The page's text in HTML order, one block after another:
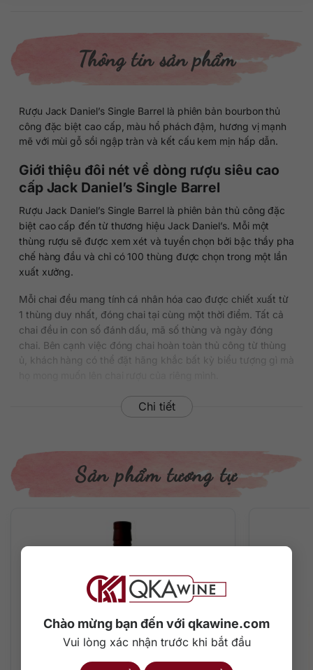
Chào mừng bạn đến với qkawine.com
Vui lòng xác nhận trước khi bắt đầu
Thông tin sản phẩm
Rượu Jack Daniel’s Single Barrel là phiên bản bourbon thủ
công đặc biệt cao cấp, màu hổ phách đậm, hương vị mạnh
mẽ với mùi gỗ sồi ngập tràn và kết cấu kem mịn hấp dẫn.
Giới thiệu đôi nét về dòng rượu siêu cao
cấp Jack Daniel’s Single Barrel
Rượu Jack Daniel’s Single Barrel là phiên bản thủ công đặc
biệt cao cấp đến từ thương hiệu Jack Daniel’s. Mỗi một
thùng rượu sẽ được xem xét và tuyển chọn bởi bậc thầy pha
chế hàng đầu và chỉ có 100 thùng được chọn trong một lần
xuất xưởng.
Mỗi chai đều mang tính cá nhân hóa cao được chiết xuất từ
1 thùng duy nhất, đóng chai tại cùng một thời điểm. Tất cả
chai đều in con số đánh dấu, mã số thùng và ngày đóng
chai. Bên cạnh việc đóng chai hoàn toàn thủ công từ thùng
ủ, khách hàng có thể đặt hãng khắc bất kỳ biểu tượng gì mà
Chi phí cho một chai whiskey thượng hạng như thế chỉ vào
khoảng 2.200.000 đồng cho dung tích 700ml.
Thông tin chi tiết về rượu
Xuất xứ: Mỹ
Thương hiệu: Jack Daniel’s
Phân loại: Tennessee Whiskey
Màu sắc: Màu hổ phách đậm
Mô tả hương vị rượu
Những thùng rượu được chọn thường nằm ở vị trí cao bên
trong nhà kho, nơi có nhiệt độ tương đối cao giúp từng thớ
gỗ giãn ra và rượu thẩm thấu qua, cuối cùng để lại một chất
Chi tiết
Sản phẩm tương tự